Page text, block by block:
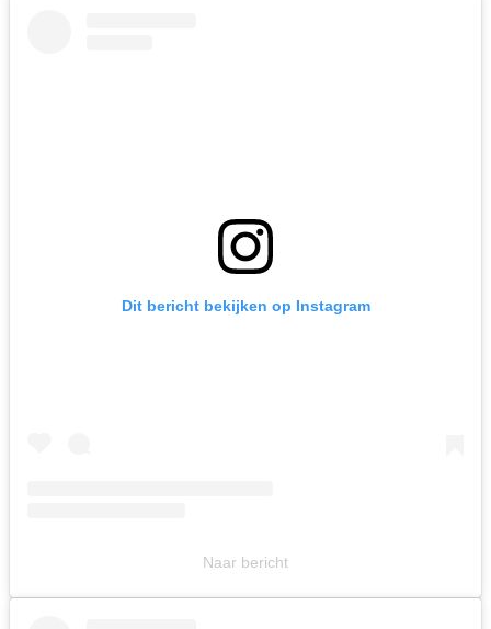
Dit bericht bekijken op Instagram
Naar bericht